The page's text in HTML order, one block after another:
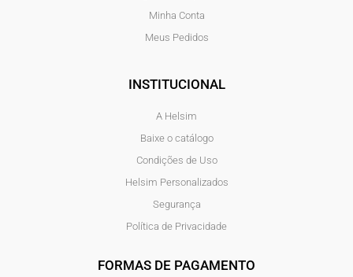
Minha Conta
Meus Pedidos
INSTITUCIONAL
A Helsim
Baixe o catálogo
Condições de Uso
Helsim Personalizados
Segurança
Política de Privacidade
FORMAS DE PAGAMENTO